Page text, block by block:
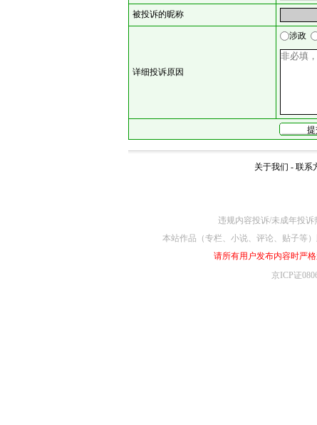
被投诉的昵称
详细投诉原因
涉政
关于我们 - 联系
违规内容投诉/未成年投诉
本站作品（专栏、小说、评论、贴子等
请所有用户发布内容时严
京ICP证